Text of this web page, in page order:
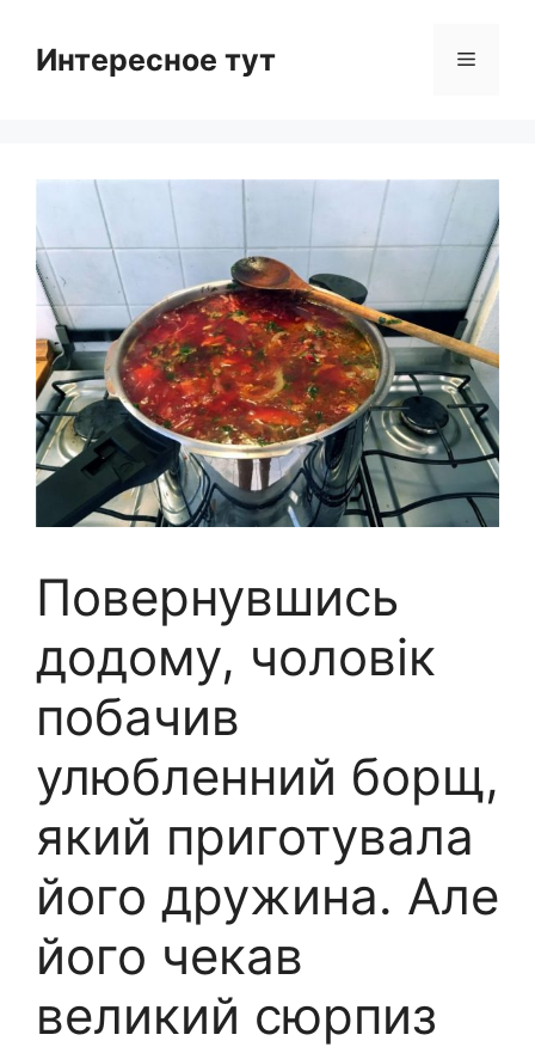
contentИнтересное тут Menu
Повернувшись
додому, чоловік
побачив
улюбленний борщ,
який приготувала
його дружина. Але
його чекав
великий сюрпиз